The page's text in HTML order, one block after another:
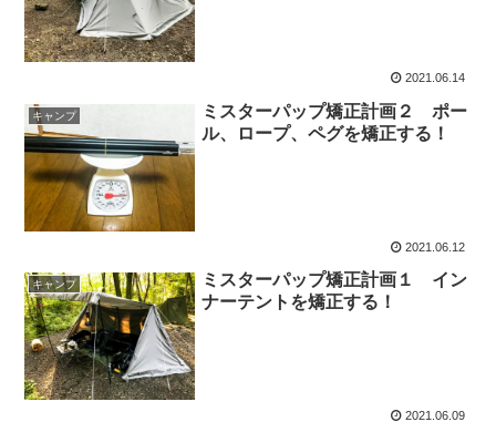
2021.06.14
キャンプ
ミスターパップ矯正計画２ ポー
ル、ロープ、ペグを矯正する！
2021.06.12
キャンプ
ミスターパップ矯正計画１ イン
ナーテントを矯正する！
2021.06.09